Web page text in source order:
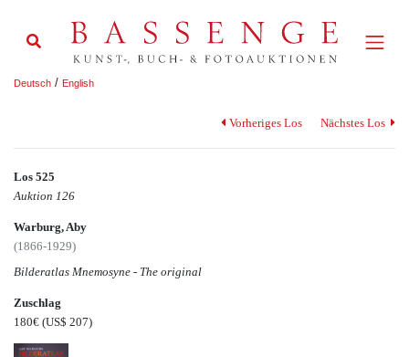
Deutsch / English
Vorheriges Los Nächstes Los
Los 525
Auktion 126
Warburg, Aby
(1866-1929)
Bilderatlas Mnemosyne - The original
Zuschlag
180€ (US$ 207)